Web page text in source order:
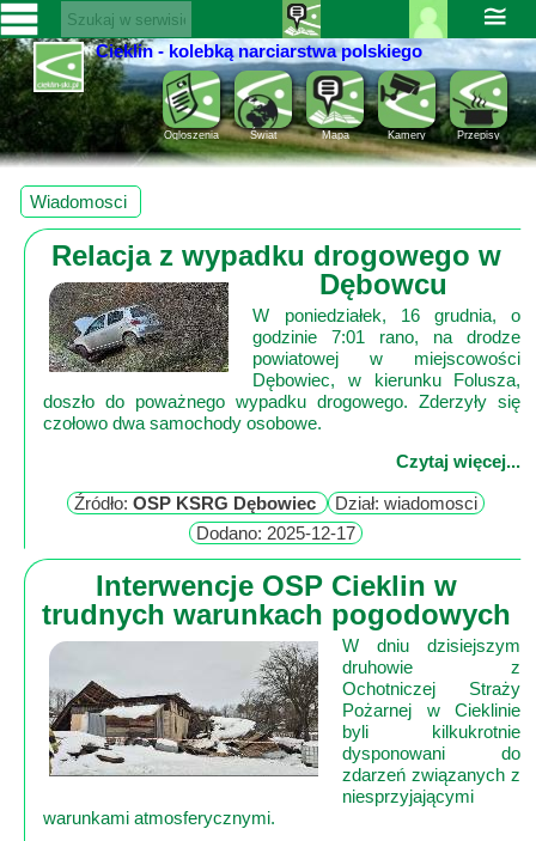
SERWISY
CIEKLIN-
SKI.PL
Wiadomości
Kultura
Sport
Fotorelacja
Pogoda
regionu
Lokalne
Filmy
Kamery
Przydatne
Plakaty
Parafia
Organizacje
Zaloguj
się ››
Rejestracja
Pomoc
≅
Cieklin - kolebką narciarstwa polskiego
Przepisy
Kamery
Mapa
Świat
Ogloszenia
Wiadomosci
Relacja z wypadku drogowego w
Dębowcu
W poniedziałek, 16 grudnia, o
godzinie 7:01 rano, na drodze
powiatowej w miejscowości
Dębowiec, w kierunku Folusza,
doszło do poważnego wypadku drogowego. Zderzyły się
czołowo dwa samochody osobowe.
Czytaj więcej...
Źródło:OSP KSRG Dębowiec
Dział: wiadomosci
Dodano: 2025-12-17
Interwencje OSP Cieklin w
trudnych warunkach pogodowych
W dniu dzisiejszym
druhowie z
Ochotniczej Straży
Pożarnej w Cieklinie
byli kilkukrotnie
dysponowani do
zdarzeń związanych z
niesprzyjającymi
warunkami atmosferycznymi.